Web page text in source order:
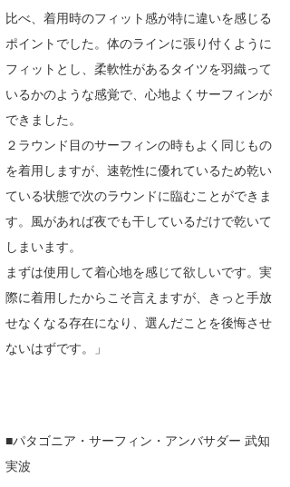
比べ、着用時のフィット感が特に違いを感じる
ポイントでした。体のラインに張り付くように
フィットとし、柔軟性があるタイツを羽織って
いるかのような感覚で、心地よくサーフィンが
できました。
２ラウンド目のサーフィンの時もよく同じもの
を着用しますが、速乾性に優れているため乾い
ている状態で次のラウンドに臨むことができま
す。風があれば夜でも干しているだけで乾いて
しまいます。
まずは使用して着心地を感じて欲しいです。実
際に着用したからこそ言えますが、きっと手放
せなくなる存在になり、選んだことを後悔させ
ないはずです。」
■パタゴニア・サーフィン・アンバサダー 武知
実波